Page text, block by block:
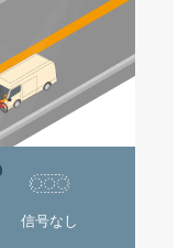
信号なし